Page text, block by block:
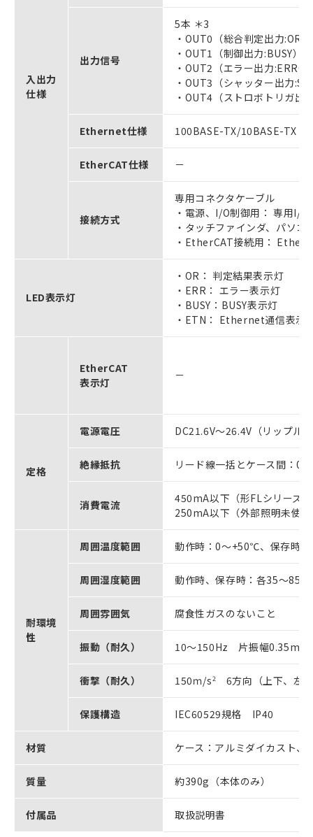
入出力
仕様
出力信号
5本 ＊3
・OUT0（総合判定出力:OR）
・OUT1（制御出力:BUSY）
・OUT2（エラー出力
・OUT3（シャッター出力
・OUT4（ストロボトリガ出
Ethernet仕様 100BASE-TX/10BASE-TX
EtherCAT仕様 －
接続方式
専用コネクタケーブル
・電源、I/O制御用： 専用I/O
・タッチファインダ、パソ
・EtherCAT接続用：
LED表示灯
・OR： 判定結果表示灯
・ERR： エラー表示灯
・BUSY：BUSY表示灯
・ETN： Ethernet通信表示
EtherCAT
表示灯
－
定格
電源電圧 DC21.6V～26.4V（リップル
絶縁抵抗 リード線一括とケース間：
消費電流
450mA以下（形FLシリーズ
250mA以下（外部照明未使
耐環境
性
周囲温度範囲 動作時：0～+50℃、保存時
周囲湿度範囲 動作時、保存時：各35～
周囲雰囲気 腐食性ガスのないこと
振動（耐久） 10～150Hz 片振幅
衝撃（耐久） 150ｍ/s2 6方向（上下、左
保護構造 IEC60529規格 IP40
材質 ケース：アルミダイカスト、
質量 約390g（本体のみ）
付属品 取扱説明書